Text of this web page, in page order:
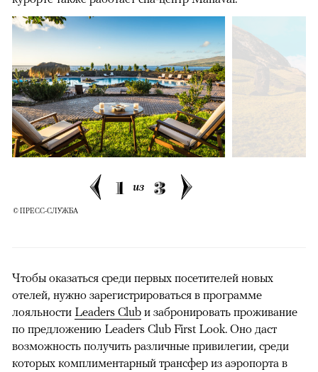
1 из 3
© ПРЕСС-СЛУЖБА
Чтобы оказаться среди первых посетителей новых
отелей, нужно зарегистрироваться в программе
лояльности Leaders Club и забронировать проживание
по предложению Leaders Club First Look. Оно даст
возможность получить различные привилегии, среди
которых комплиментарный трансфер из аэропорта в